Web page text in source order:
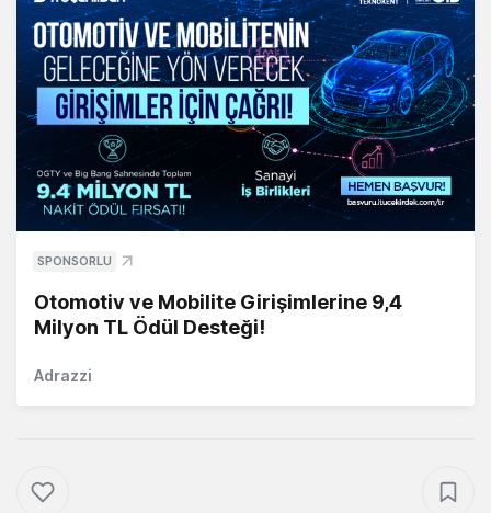
SPONSORLU
Otomotiv ve Mobilite Girişimlerine 9,4
Milyon TL Ödül Desteği!
Adrazzi